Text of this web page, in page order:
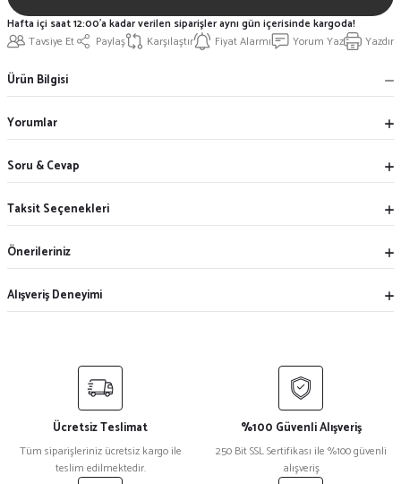
Tavsiye Et Paylaş Karşılaştır Fiyat Alarmı Yorum Yaz Yazdır
Hafta içi saat 12:00'a kadar verilen siparişler aynı gün içerisinde kargoda!
Ürün Bilgisi
Yorumlar
Soru & Cevap
Taksit Seçenekleri
Önerileriniz
Alışveriş Deneyimi
Ücretsiz Teslimat
Tüm siparişleriniz ücretsiz kargo ile
teslim edilmektedir.
%100 Güvenli Alışveriş
250 Bit SSL Sertifikası ile %100 güvenli
alışveriş